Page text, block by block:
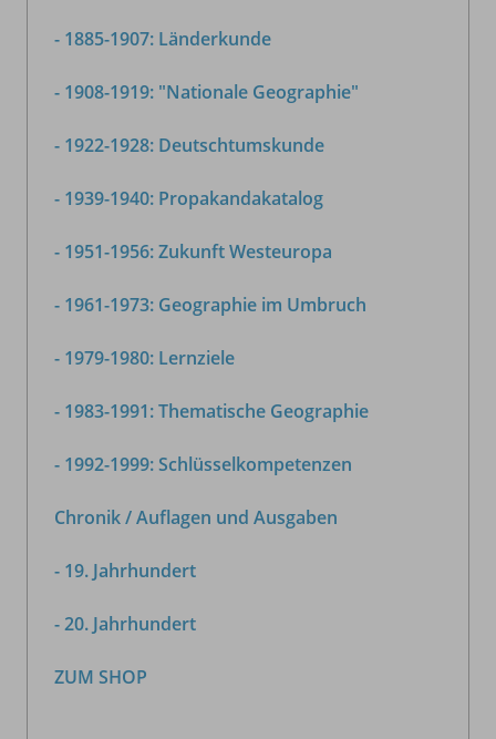
- 1885-1907: Länderkunde
- 1908-1919: "Nationale Geographie"
- 1922-1928: Deutschtumskunde
- 1939-1940: Propakandakatalog
- 1951-1956: Zukunft Westeuropa
- 1961-1973: Geographie im Umbruch
- 1979-1980: Lernziele
- 1983-1991: Thematische Geographie
- 1992-1999: Schlüsselkompetenzen
Chronik / Auflagen und Ausgaben
- 19. Jahrhundert
- 20. Jahrhundert
ZUM SHOP